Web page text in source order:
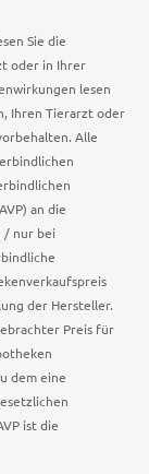
Sie die
oder in Ihrer
lesen
Ihren Tierarzt oder
Alle
an die
/ nur bei
der Hersteller.
Preis für
dem eine
ist die